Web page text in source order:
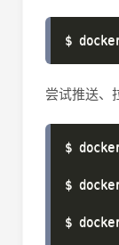
尝试推送、
$
$
$